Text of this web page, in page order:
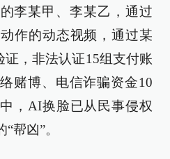
李某甲、李某乙，通过
作的动态视频，通过某
，非法认证15组支付账
赌博、电信诈骗资金10
，AI换脸已从民事侵权
帮凶”。